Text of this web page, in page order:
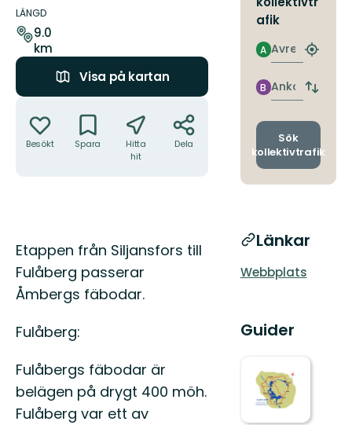
om
leden
LÄNGD
9.0
km
Visa på kartan
Besökt Spara
Hitta
hit
Dela
Beskrivning
Etappen från Siljansfors till
Fulåberg passerar
Åmbergs fäbodar.
Fulåberg:
Fulåbergs fäbodar är
belägen på drygt 400 möh.
Fulåberg var ett av
afik
Avresa
A
Hitta
Ankomst
B
Byt
och
Sök
kollektivtrafik
Länkar
Webbplats
Guider